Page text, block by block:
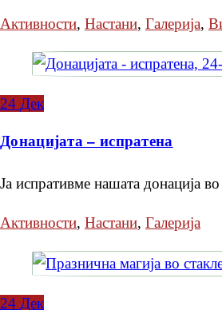
Активности, Настани, Галерија,
24 Дек
Донацијата – испратена
Ја испративме нашата донација
Активности, Настани, Галерија
24 Дек